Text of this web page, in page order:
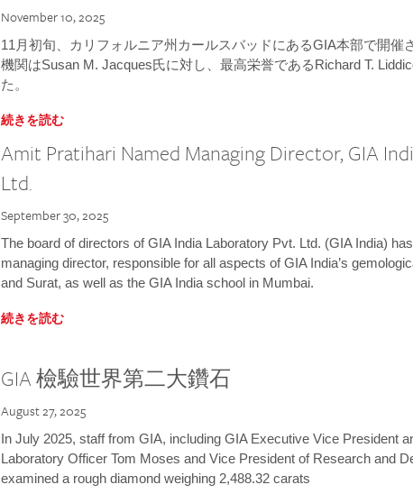
November 10, 2025
11月初旬、カリフォルニア州カールスバッドにあるGIA本部で開催
機関はSusan M. Jacques氏に対し、最高栄誉であるRichard T.
た。
続きを読む
Amit Pratihari Named Managing Director, GIA
Ltd.
September 30, 2025
The board of directors of GIA India Laboratory Pvt. Ltd. (GIA India)
managing director, responsible for all aspects of GIA India’s
and Surat, as well as the GIA India school in Mumbai.
続きを読む
GIA 檢驗世界第二大鑽石
August 27, 2025
In July 2025, staff from GIA, including GIA Executive Vice President
Laboratory Officer Tom Moses and Vice President of Research and
examined a rough diamond weighing 2,488.32 carats